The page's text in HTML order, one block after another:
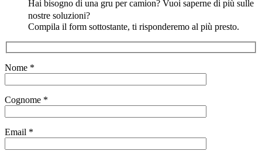
Hai bisogno di una gru per camion? Vuoi saperne di più sulle
nostre soluzioni?
Compila il form sottostante, ti risponderemo al più presto.
Nome *
Cognome *
Email *